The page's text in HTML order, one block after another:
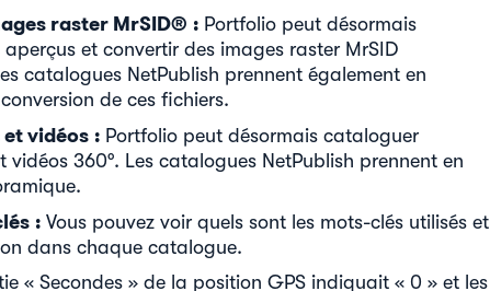
raster MrSID® : Portfolio peut désormais
et convertir des images raster MrSID
catalogues NetPublish prennent également en
de ces fichiers.
vidéos : Portfolio peut désormais cataloguer
vidéos 360°. Les catalogues NetPublish prennent en
: Vous pouvez voir quels sont les mots-clés utilisés et
dans chaque catalogue.
« Secondes » de la position GPS indiquait « 0 » et les